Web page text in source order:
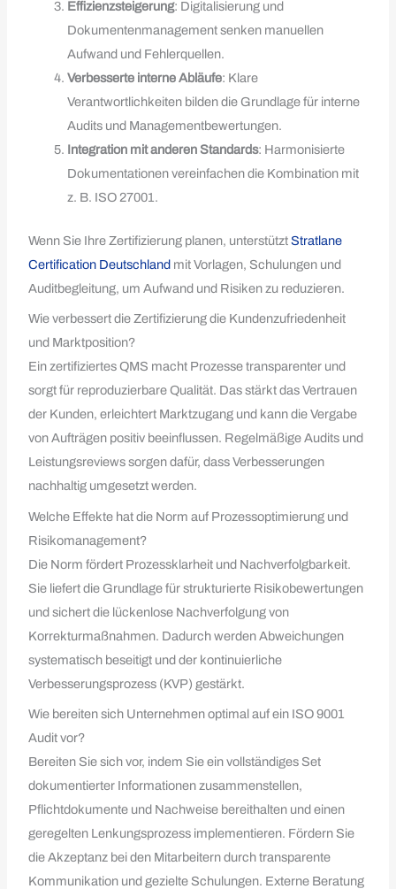
Effizienzsteigerung: Digitalisierung und
Dokumentenmanagement senken manuellen
Aufwand und Fehlerquellen.
Verbesserte interne Abläufe: Klare
Verantwortlichkeiten bilden die Grundlage für interne
Audits und Managementbewertungen.
Integration mit anderen Standards: Harmonisierte
Dokumentationen vereinfachen die Kombination mit
z. B. ISO 27001.
Wenn Sie Ihre Zertifizierung planen, unterstütztStratlane
Certification Deutschland mit Vorlagen, Schulungen und
Auditbegleitung, um Aufwand und Risiken zu reduzieren.
Wie verbessert die Zertifizierung die Kundenzufriedenheit
und Marktposition?
Ein zertifiziertes QMS macht Prozesse transparenter und
sorgt für reproduzierbare Qualität. Das stärkt das Vertrauen
der Kunden, erleichtert Marktzugang und kann die Vergabe
von Aufträgen positiv beeinflussen. Regelmäßige Audits und
Leistungsreviews sorgen dafür, dass Verbesserungen
nachhaltig umgesetzt werden.
Welche Effekte hat die Norm auf Prozessoptimierung und
Risikomanagement?
Die Norm fördert Prozessklarheit und Nachverfolgbarkeit.
Sie liefert die Grundlage für strukturierte Risikobewertungen
und sichert die lückenlose Nachverfolgung von
Korrekturmaßnahmen. Dadurch werden Abweichungen
systematisch beseitigt und der kontinuierliche
Verbesserungsprozess (KVP) gestärkt.
Wie bereiten sich Unternehmen optimal auf ein ISO 9001
Audit vor?
Bereiten Sie sich vor, indem Sie ein vollständiges Set
dokumentierter Informationen zusammenstellen,
Pflichtdokumente und Nachweise bereithalten und einen
geregelten Lenkungsprozess implementieren. Fördern Sie
die Akzeptanz bei den Mitarbeitern durch transparente
Kommunikation und gezielte Schulungen. Externe Beratung